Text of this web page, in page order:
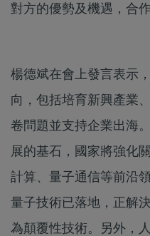
對方的優勢及機遇，合
楊德斌在會上發言表示
向，包括培育新興產業
卷問題並支持企業出海
展的基石，國家將強化
計算、量子通信等前沿
量子技術已落地，正解
為顛覆性技術。另外，